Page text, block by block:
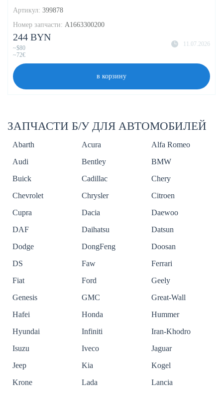
Артикул: 399878
Номер запчасти: A1663300200
11.07.2026
244 BYN
~$80
~72€
в корзину
ЗАПЧАСТИ Б/У ДЛЯ АВТОМОБИЛЕЙ
Abarth Acura
Alfa Romeo
Audi
Bentley
BMW
Buick
Cadillac
Chery
Chevrolet
Chrysler
Citroen
Cupra
Dacia
Daewoo
DAF
Daihatsu
Datsun
Dodge
DongFeng
Doosan
DS
Faw
Ferrari
Fiat
Ford
Geely
Genesis
GMC
Great-Wall
Hafei
Honda
Hummer
Hyundai
Infiniti
Iran-Khodro
Isuzu
Iveco
Jaguar
Jeep
Kia
Kogel
Krone
Lada
Lancia